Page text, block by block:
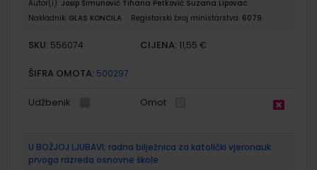
Autor(i): Josip Šimunović Tihana Petković Suzana Lipovac
Nakladnik: GLAS KONCILA Registarski broj ministarstva: 6079
SKU: 556074 CIJENA: 11,55 €
ŠIFRA OMOTA: 500297
Udžbenik Omot
U BOŽJOJ LJUBAVI; radna bilježnica za katolički vjeronauk
prvoga razreda osnovne škole